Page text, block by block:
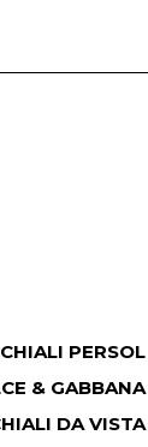
PERSOL
& GABBANA
DA VISTA